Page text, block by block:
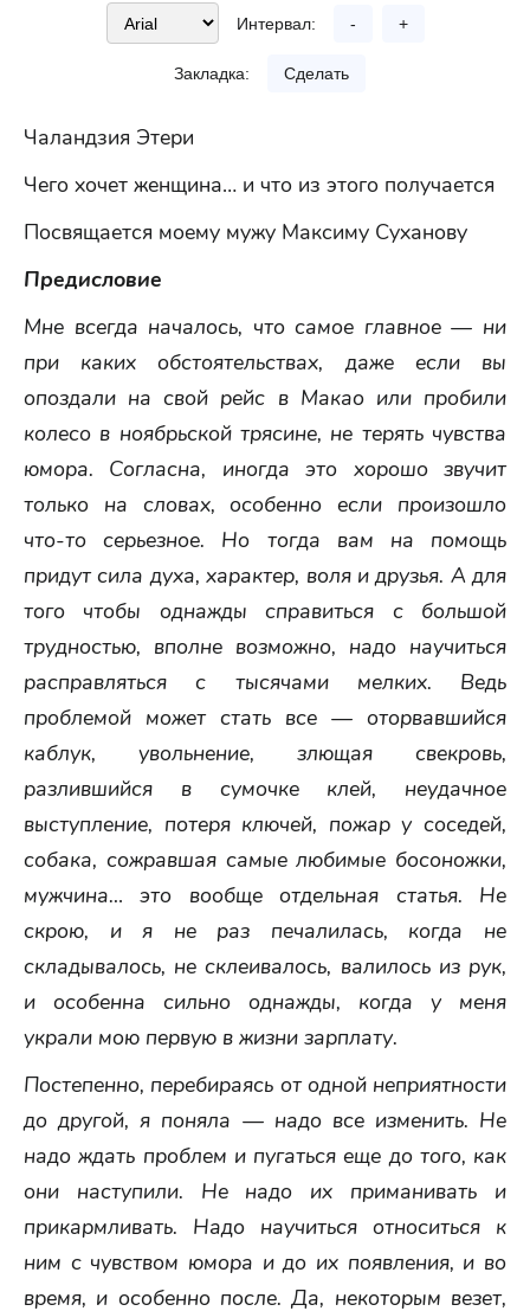
Интервал: - +
Закладка: Сделать
Чаландзия Этери
Чего хочет женщина… и что из этого получается
Посвящается моему мужу Максиму Суханову
Предисловие
Мне всегда началось, что самое главное — ни
при каких обстоятельствах, даже если вы
опоздали на свой рейс в Макао или пробили
колесо в ноябрьской трясине, не терять чувства
юмора. Согласна, иногда это хорошо звучит
только на словах, особенно если произошло
что-то серьезное. Но тогда вам на помощь
придут сила духа, характер, воля и друзья. А для
того чтобы однажды справиться с большой
трудностью, вполне возможно, надо научиться
расправляться с тысячами мелких. Ведь
проблемой может стать все — оторвавшийся
каблук, увольнение, злющая свекровь,
разлившийся в сумочке клей, неудачное
выступление, потеря ключей, пожар у соседей,
собака, сожравшая самые любимые босоножки,
мужчина… это вообще отдельная статья. Не
скрою, и я не раз печалилась, когда не
складывалось, не склеивалось, валилось из рук,
и особенна сильно однажды, когда у меня
украли мою первую в жизни зарплату.
Постепенно, перебираясь от одной неприятности
до другой, я поняла — надо все изменить. Не
надо ждать проблем и пугаться еще до того, как
они наступили. Не надо их приманивать и
прикармливать. Надо научиться относиться к
ним с чувством юмора и до их появления, и во
время, и особенно после. Да, некоторым везет,